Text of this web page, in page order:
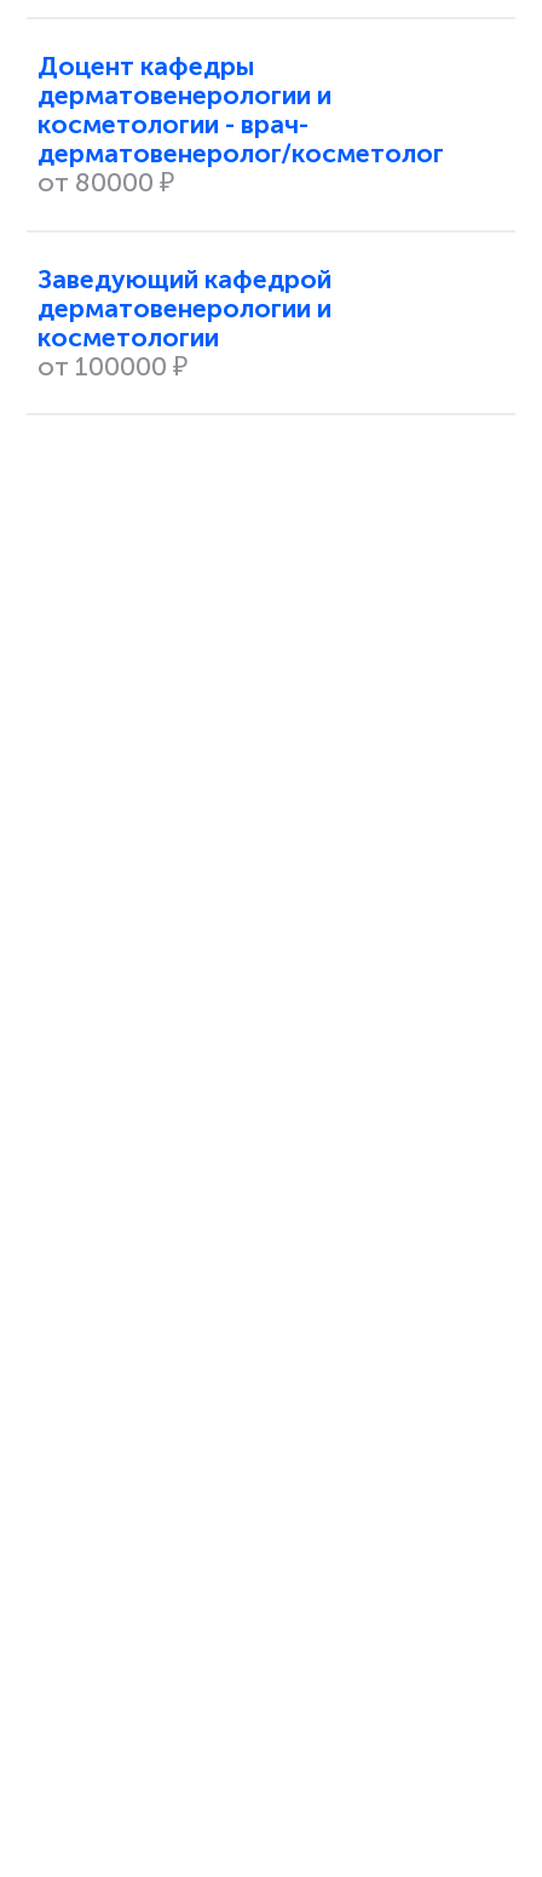
Доцент кафедры
дерматовенерологии и
косметологии - врач-
дерматовенеролог/косметолог
от 80000 ₽
Заведующий кафедрой
дерматовенерологии и
косметологии
от 100000 ₽